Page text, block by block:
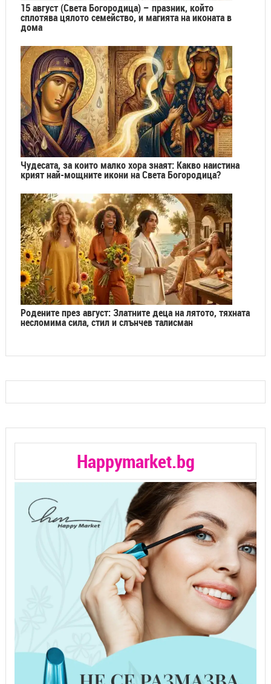
15 август (Света Богородица) – празник, който
сплотява цялото семейство, и магията на иконата в
дома
Чудесата, за които малко хора знаят: Какво наистина
крият най-мощните икони на Света Богородица?
Родените през август: Златните деца на лятото, тяхната
несломима сила, стил и слънчев талисман
Happymarket.bg